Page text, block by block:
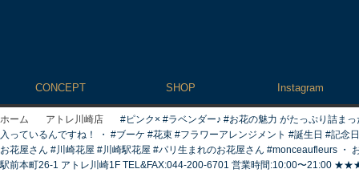
CONCEPT SHOP Instagram
ホーム アトレ川崎店
#ピンク× #ラベンダー♪ #お花の魅力 がたっぷり詰ま
入っているんですね！ ・ #ブーケ #花束 #フラワーアレンジメント #誕生日 #記
お花屋さん #川崎花屋 #川崎駅花屋 #パリ生まれのお花屋さん
駅前本町26-1 アトレ川崎1F TEL&FAX:044-200-6701 営業時間:10:00〜